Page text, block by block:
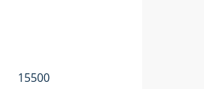
15500